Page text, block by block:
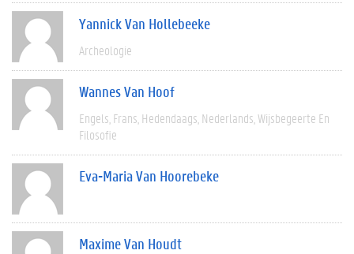
Yannick Van Hollebeeke
Archeologie
Wannes Van Hoof
Engels Frans Hedendaags Nederlands Wijsbegeerte En
Filosofie
Eva-Maria Van Hoorebeke
Maxime Van Houdt